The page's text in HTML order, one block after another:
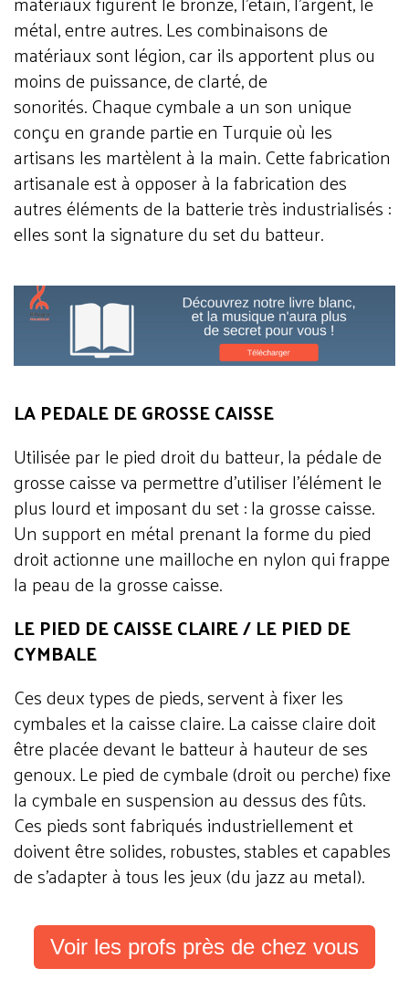
métal, entre autres. Les combinaisons de
matériaux sont légion, car ils apportent plus ou
moins de puissance, de clarté, de
sonorités.Chaque cymbale a un son unique
conçu en grande partie en Turquie où les
artisans les martèlent à la main. Cette fabrication
artisanale est à opposer à la fabrication des
autres éléments de la batterie très industrialisés :
elles sont la signature du set du batteur.
LA PEDALE DE GROSSE CAISSE
Utilisée par le pied droit du batteur, la pédale de
grosse caisse va permettre d'utiliser l'élément le
plus lourd et imposant du set : la grosse caisse.
Un support en métal prenant la forme du pied
droit actionne une mailloche en nylon qui frappe
la peau de la grosse caisse.
LE PIED DE CAISSE CLAIRE / LE PIED DE
CYMBALE
Ces deux types de pieds, servent à fixer les
cymbales et la caisse claire. La caisse claire doit
être placée devant le batteur à hauteur de ses
genoux. Le pied de cymbale (droit ou perche) fixe
la cymbale en suspension au dessus des fûts.
Ces pieds sont fabriqués industriellement et
doivent être solides, robustes, stables et capables
de s'adapter à tous les jeux (du jazz au metal).
Voir les profs près de chez vous